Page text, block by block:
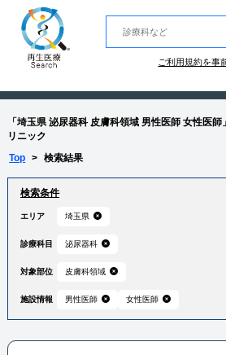
ご利用規約を事
「埼玉県 泌尿器科 皮膚科領域 男性医師 女性医
リニック
Top > 検索結果
検索条件
エリア 埼玉県
診療科目 泌尿器科
対象部位 皮膚科領域
施設情報 男性医師 女性医師